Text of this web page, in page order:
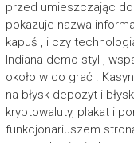
przed umieszczając do
pokazuje nazwa
kapuś , i czy
Indiana demo styl ,
około w co grać .
na błysk depozyt i
kryptowaluty, plakat i
funkcjonariuszem